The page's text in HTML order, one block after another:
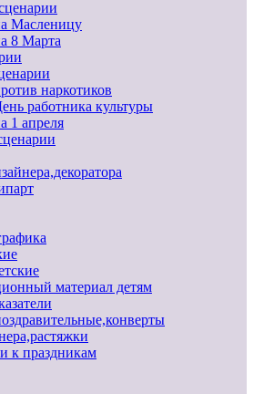
Масленицу
8 Марта
наркотиков
работника культуры
1 апреля
материал детям
к праздникам